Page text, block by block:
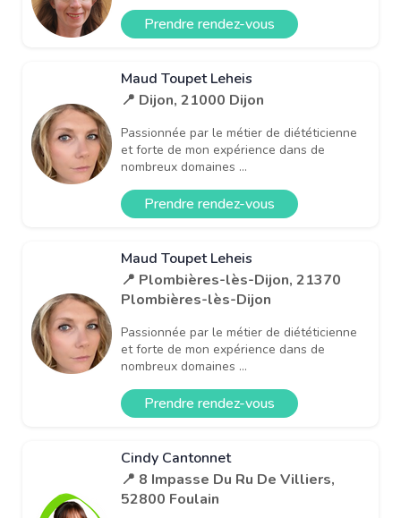
Prendre rendez-vous
Maud Toupet Leheis
📍 Dijon, 21000 Dijon
Passionnée par le métier de diététicienne
et forte de mon expérience dans de
nombreux domaines ...
Prendre rendez-vous
Maud Toupet Leheis
📍 Plombières-lès-Dijon, 21370
Plombières-lès-Dijon
Passionnée par le métier de diététicienne
et forte de mon expérience dans de
nombreux domaines ...
Prendre rendez-vous
Cindy Cantonnet
📍 8 Impasse Du Ru De Villiers,
52800 Foulain